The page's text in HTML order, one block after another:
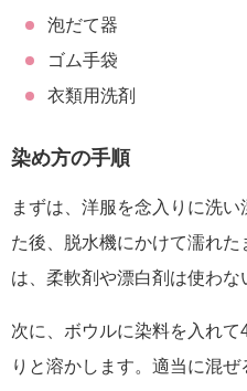
泡だて器
ゴム手袋
衣類用洗剤
染め方の手順
まずは、洋服を念入りに洗
た後、脱水機にかけて濡れ
は、柔軟剤や漂白剤は使わな
次に、ボウルに染料を入れ
りと溶かします。適当に混